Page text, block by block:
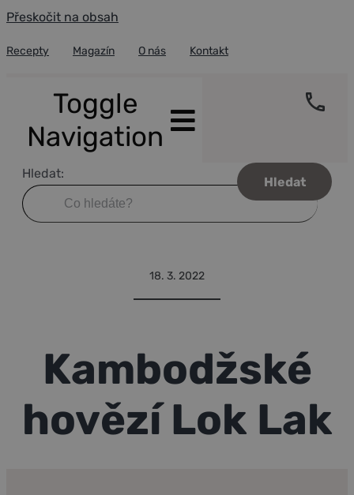
Přeskočit na obsah
Recepty Magazín O nás Kontakt
Toggle
Navigation
Úvod
Recepty
Kontakt
Hledat:
18. 3. 2022
Kambodžské
hovězí Lok Lak